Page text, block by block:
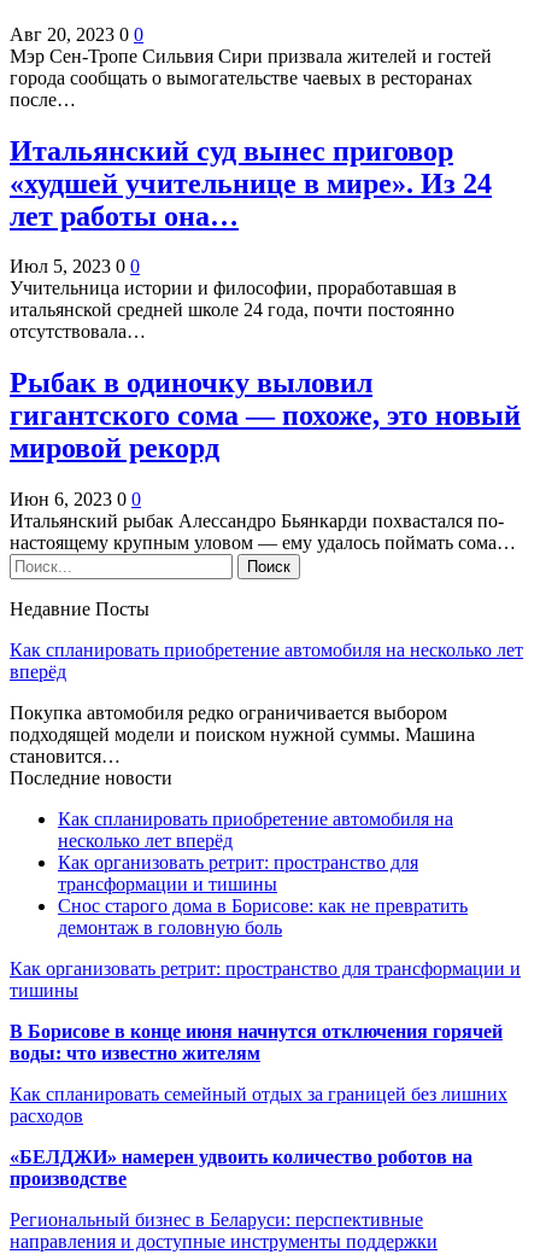
Авг 20, 2023 0 0
Мэр Сен-Тропе Сильвия Сири призвала жителей и гостей
города сообщать о вымогательстве чаевых в ресторанах
после…
Итальянский суд вынес приговор
«худшей учительнице в мире». Из 24
лет работы она…
Июл 5, 2023 0 0
Учительница истории и философии, проработавшая в
итальянской средней школе 24 года, почти постоянно
отсутствовала…
Рыбак в одиночку выловил
гигантского сома — похоже, это новый
мировой рекорд
Июн 6, 2023 0 0
Итальянский рыбак Алессандро Бьянкарди похвастался по-
настоящему крупным уловом — ему удалось поймать сома…
Недавние Посты
Как спланировать приобретение автомобиля на несколько лет
вперёд
Покупка автомобиля редко ограничивается выбором
подходящей модели и поиском нужной суммы. Машина
становится…
Последние новости
Как спланировать приобретение автомобиля на
несколько лет вперёд
Как организовать ретрит: пространство для
трансформации и тишины
Снос старого дома в Борисове: как не превратить
демонтаж в головную боль
Как организовать ретрит: пространство для трансформации и
тишины
В Борисове в конце июня начнутся отключения горячей
воды: что известно жителям
Как спланировать семейный отдых за границей без лишних
расходов
«БЕЛДЖИ» намерен удвоить количество роботов на
производстве
Региональный бизнес в Беларуси: перспективные
направления и доступные инструменты поддержки